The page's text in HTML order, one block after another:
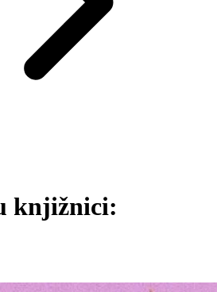
knjižnici: